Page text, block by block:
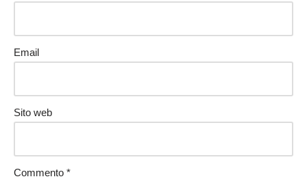
Email
Sito web
Commento *